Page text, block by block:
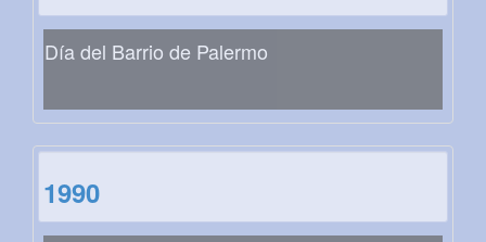
Día del Barrio de Palermo
1990